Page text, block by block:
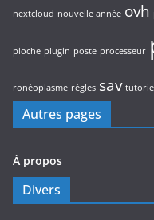
nextcloud nouvelle année ovh
pioche plugin poste processeur
ronéoplasme règles sav
Autres pages
À propos
Divers